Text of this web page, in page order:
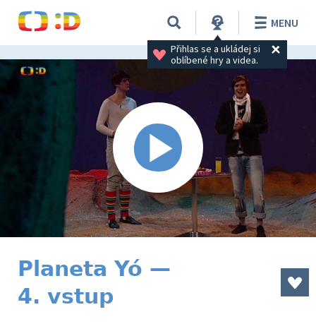
Přihlas se a ukládej si
oblíbené hry a videa.
MENU
Planeta Yó —
4. vstup